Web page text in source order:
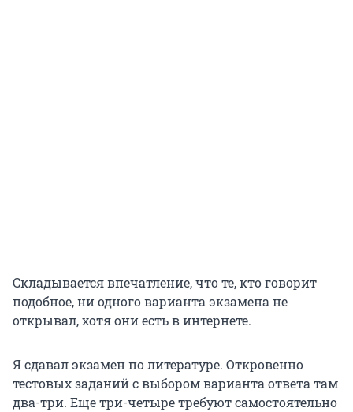
Складывается впечатление, что те, кто говорит
подобное, ни одного варианта экзамена не
открывал, хотя они есть в интернете.
Я сдавал экзамен по литературе. Откровенно
тестовых заданий с выбором варианта ответа там
два-три. Еще три-четыре требуют самостоятельно